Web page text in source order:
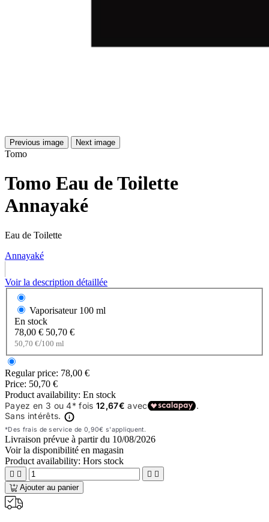
Previous image Next image
Tomo
Tomo Eau de Toilette
Annayaké
Eau de Toilette
Annayaké
Voir la description détaillée
Vaporisateur 100 ml
En stock
78,00 € 50,70 €
50,70 €/100 ml
Regular price: 78,00 €
Price: 50,70 €
Product availability: En stock
Livraison prévue à partir du 10/08/2026
Voir la disponibilité en magasin
Product availability: Hors stock
   
Ajouter au panier